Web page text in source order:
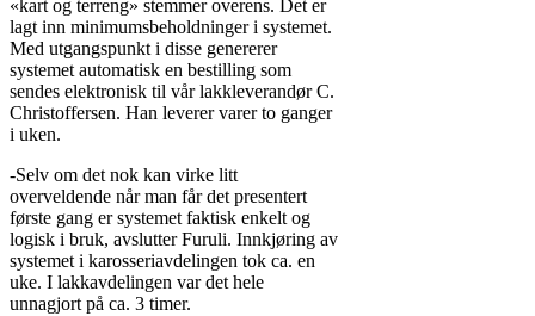
«kart og terreng» stemmer overens. Det er
lagt inn minimumsbeholdninger i systemet.
Med utgangspunkt i disse genererer
systemet automatisk en bestilling som
sendes elektronisk til vår lakkleverandør C.
Christoffersen. Han leverer varer to ganger
i uken.
-Selv om det nok kan virke litt
overveldende når man får det presentert
første gang er systemet faktisk enkelt og
logisk i bruk, avslutter Furuli. Innkjøring av
systemet i karosseriavdelingen tok ca. en
uke. I lakkavdelingen var det hele
unnagjort på ca. 3 timer.